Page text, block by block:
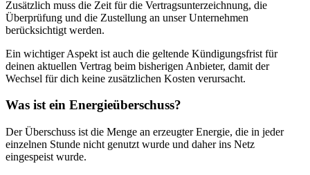
Zusätzlich muss die Zeit für die Vertragsunterzeichnung, die
Überprüfung und die Zustellung an unser Unternehmen
berücksichtigt werden.
Ein wichtiger Aspekt ist auch die geltende Kündigungsfrist für
deinen aktuellen Vertrag beim bisherigen Anbieter, damit der
Wechsel für dich keine zusätzlichen Kosten verursacht.
Was ist ein Energieüberschuss?
Der Überschuss ist die Menge an erzeugter Energie, die in jeder
einzelnen Stunde nicht genutzt wurde und daher ins Netz
eingespeist wurde.